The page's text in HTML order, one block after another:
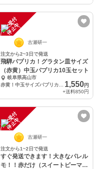
注
文
受
付
停
止
中
古瀬研一
注文から2~3日で発送
飛騨パプリカ！グラタン皿サイズ
（赤黄）中玉パプリカ10玉セット
岐阜県高山市
1,550円
+送料850円
注
文
受
付
停
止
中
古瀬研一
注文から1~2日で発送
すぐ発送できます！大きなパレル
モ！！赤だけ（スイートピーマ